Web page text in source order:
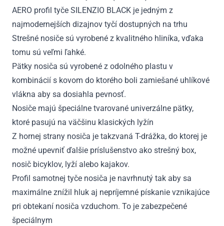
AERO profil tyče SILENZIO BLACK je jedným z
najmodernejších dizajnov tyčí dostupných na trhu
Strešné nosiče sú vyrobené z kvalitného hliníka, vďaka
tomu sú veľmi ľahké.
Pätky nosiča sú vyrobené z odolného plastu v
kombinácií s kovom do ktorého boli zamiešané uhlíkové
vlákna aby sa dosiahla pevnosť.
Nosiče majú špeciálne tvarované univerzálne pätky,
ktoré pasujú na väčšinu klasických lyžín
Z hornej strany nosiča je takzvaná T-drážka, do ktorej je
možné upevniť ďalšie príslušenstvo ako strešný box,
nosič bicyklov, lyží alebo kajakov.
Profil samotnej tyče nosiča je navrhnutý tak aby sa
maximálne znížil hluk aj nepríjemné pískanie vznikajúce
pri obtekaní nosiča vzduchom. To je zabezpečené
špeciálnym